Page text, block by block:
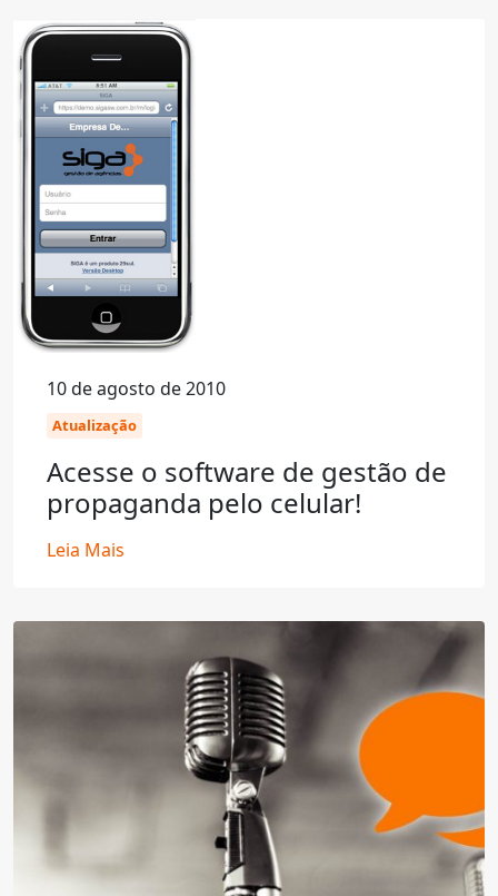
10 de agosto de 2010
Atualização
Acesse o software de gestão de
propaganda pelo celular!
Leia Mais